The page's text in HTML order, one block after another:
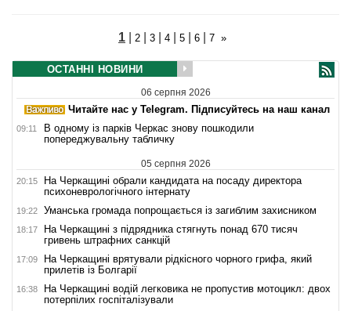
1 2 3 4 5 6 7 »
ОСТАННІ НОВИНИ
06 серпня 2026
Читайте нас у Telegram. Підписуйтесь на наш канал
09:11
В одному із парків Черкас знову пошкодили
попереджувальну табличку
05 серпня 2026
20:15
На Черкащині обрали кандидата на посаду директора
психоневрологічного інтернату
19:22 Уманська громада попрощається із загиблим захисником
18:17
На Черкащині з підрядника стягнуть понад 670 тисяч
гривень штрафних санкцій
17:09
На Черкащині врятували рідкісного чорного грифа, який
прилетів із Болгарії
16:38
На Черкащині водій легковика не пропустив мотоцикл: двох
потерпілих госпіталізували